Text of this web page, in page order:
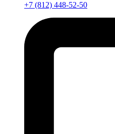
+7 (812) 448-52-50